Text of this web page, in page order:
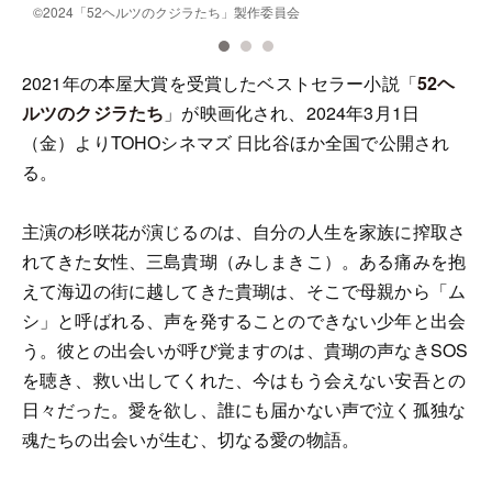
©2024「52ヘルツのクジラたち」製作委員会
2021年の本屋大賞を受賞したベストセラー小説「52ヘ
ルツのクジラたち 」が映画化され、2024年3月1日
（金）よりTOHOシネマズ 日比谷ほか全国で公開され
る。
主演の杉咲花が演じるのは、自分の人生を家族に搾取さ
れてきた女性、三島貴瑚（みしまきこ）。ある痛みを抱
えて海辺の街に越してきた貴瑚は、そこで母親から「ム
シ」と呼ばれる、声を発することのできない少年と出会
う。彼との出会いが呼び覚ますのは、貴瑚の声なきSOS
を聴き、救い出してくれた、今はもう会えない安吾との
日々だった。愛を欲し、誰にも届かない声で泣く孤独な
魂たちの出会いが生む、切なる愛の物語。